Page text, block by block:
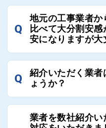
し、総合的に判断くだ
また、選定に迷った際
連絡いただければ、お
ローさせていただきま
全国300社以上の登録
でご紹介の要望をいた
て対応させていただき
Q
地元の工事業者か
比べて大分割安
安になりますが大
残念ながら、リフォー
部分が多く、一見同じ
屋根コネクトではその
の修理において、適正
Q
紹介いただく業者
ょうか？
屋根コネクトでは、お
業者チェック制度」を
業者を数社紹介